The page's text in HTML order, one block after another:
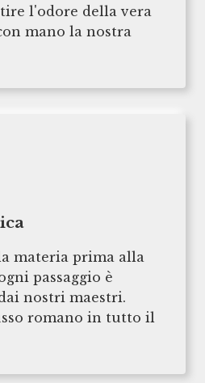
l'odore della vera
mano la nostra
materia prima alla
passaggio è
nostri maestri.
romano in tutto il